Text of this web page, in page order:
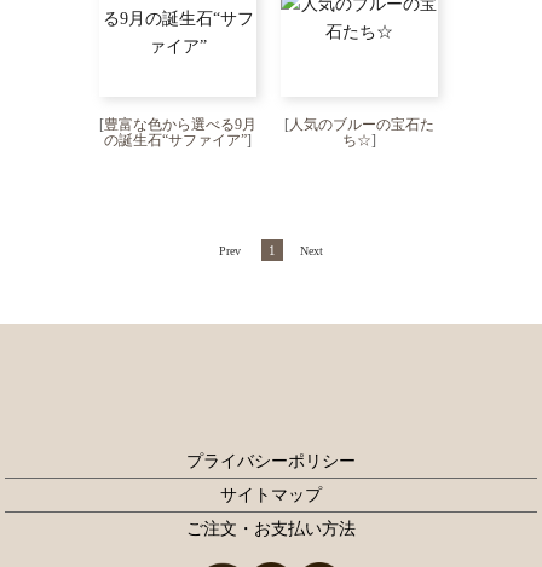
[豊富な色から選べる9月
の誕生石“サファイア”]
[ 人気のブルーの宝石た
ち☆]
Prev 1 Next
プライバシーポリシー
サイトマップ
ご注文・お支払い方法